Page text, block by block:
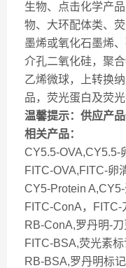
生物、点击化学产
物、大环配体类、
墨烯或氧化石墨烯
介孔二氧化硅，聚
乙烯微球，上转换
品，荧光蛋白及荧光
温馨提示：供应产
相关产品：
CY5.5-OVA,CY5.5-
FITC-OVA,FITC-卵
CY5-Protein
FITC-ConA，FITC-
RB-ConA,罗丹明-
FITC-BSA,荧光素
RB-BSA,罗丹明标